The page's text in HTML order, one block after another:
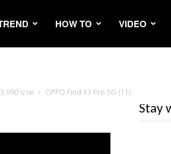
HOW TO VIDEO
บาท OPPO Find X3 Pro 5G (11)
Stay